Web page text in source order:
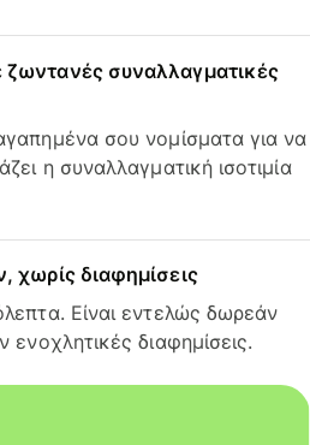
συναλλαγματικές
σου νομίσματα για να
η συναλλαγματική ισοτιμία
χωρίς διαφημίσεις
Είναι εντελώς δωρεάν
ενοχλητικές διαφημίσεις.